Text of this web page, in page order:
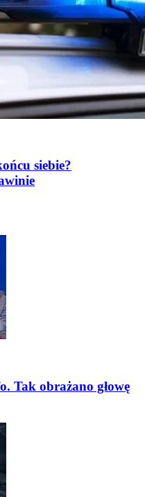
siebie?
Tak obrażano głowę